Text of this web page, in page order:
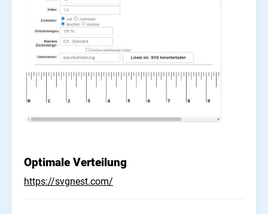
Optimale Verteilung
https://svgnest.com/